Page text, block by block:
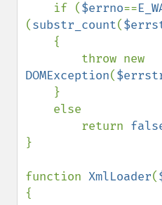
    if (
$errno==
(substr_count(
DOMException(
        return
}
function XmlLoader(
{